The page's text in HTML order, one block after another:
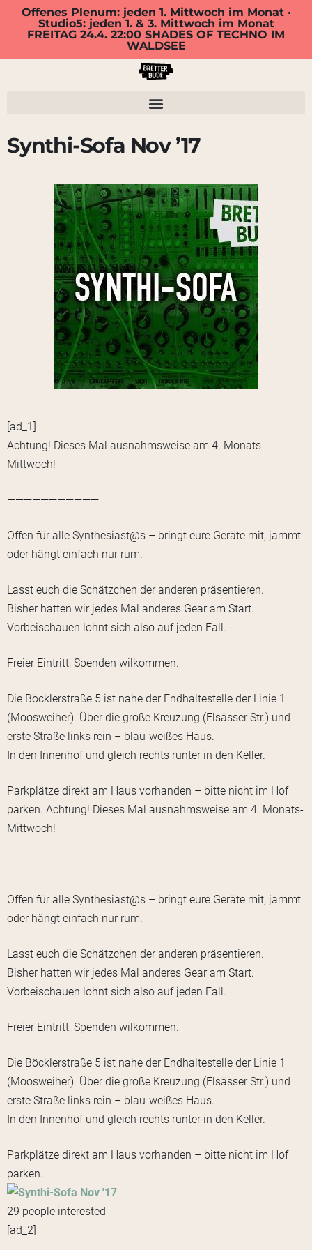
Offenes Plenum: jeden 1. Mittwoch im Monat ·
Studio5: jeden 1. & 3. Mittwoch im Monat
FREITAG 24.4. 22:00 SHADES OF TECHNO IM
WALDSEE
Synthi-Sofa Nov ’17
[ad_1]
Achtung! Dieses Mal ausnahmsweise am 4. Monats-
Mittwoch!
———————————
Offen für alle Synthesiast@s – bringt eure Geräte mit, jammt
oder hängt einfach nur rum.
Lasst euch die Schätzchen der anderen präsentieren.
Bisher hatten wir jedes Mal anderes Gear am Start.
Vorbeischauen lohnt sich also auf jeden Fall.
Freier Eintritt, Spenden wilkommen.
Die Böcklerstraße 5 ist nahe der Endhaltestelle der Linie 1
(Moosweiher). Über die große Kreuzung (Elsässer Str.) und
erste Straße links rein – blau-weißes Haus.
In den Innenhof und gleich rechts runter in den Keller.
Parkplätze direkt am Haus vorhanden – bitte nicht im Hof
parken. Achtung! Dieses Mal ausnahmsweise am 4. Monats-
Mittwoch!
———————————
Offen für alle Synthesiast@s – bringt eure Geräte mit, jammt
oder hängt einfach nur rum.
Lasst euch die Schätzchen der anderen präsentieren.
Bisher hatten wir jedes Mal anderes Gear am Start.
Vorbeischauen lohnt sich also auf jeden Fall.
Freier Eintritt, Spenden wilkommen.
Die Böcklerstraße 5 ist nahe der Endhaltestelle der Linie 1
(Moosweiher). Über die große Kreuzung (Elsässer Str.) und
erste Straße links rein – blau-weißes Haus.
In den Innenhof und gleich rechts runter in den Keller.
Parkplätze direkt am Haus vorhanden – bitte nicht im Hof
parken.
29 people interested
[ad_2]